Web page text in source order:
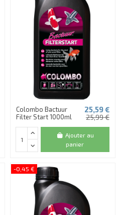
Colombo Bactuur
Filter Start 1000ml
25,59 €
25,99 €
Ajouter au
panier
-0,45 €